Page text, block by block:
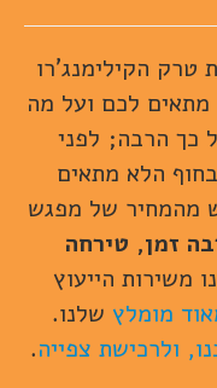
טרק הקילימנג'רו
מתאים לכם ועל מה
כך הרבה; לפני
הלא מתאים
מהמחיר של מפגש
זמן, טירחה
משירות הייעוץ
מומלץ שלנו.
ולרכישת צפייה.